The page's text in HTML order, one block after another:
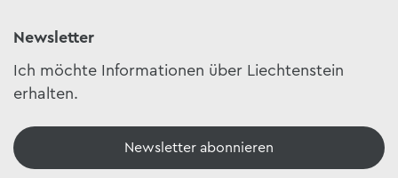
Newsletter
Ich möchte Informationen über Liechtenstein
erhalten.
Newsletter abonnieren